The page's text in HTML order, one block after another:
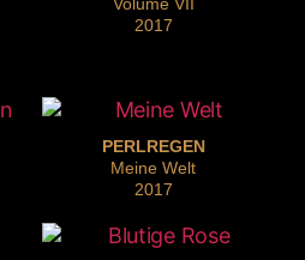
Volume VII
2017
PERLREGEN
Meine Welt
2017